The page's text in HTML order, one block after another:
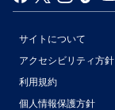
サイトについて
アクセシビリティ方針
利用規約
個人情報保護方針